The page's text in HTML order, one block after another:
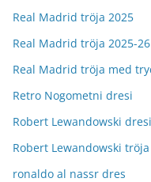
Real Madrid tröja 2025
Real Madrid tröja 2025-26
Real Madrid tröja med
Retro Nogometni dresi
Robert Lewandowski dresi
Robert Lewandowski tröja
ronaldo al nassr dres